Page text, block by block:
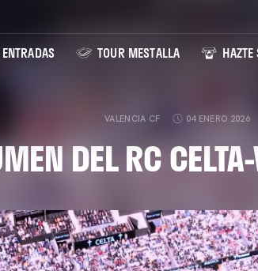
ENTRADAS TOUR MESTALLA
VALENCIA CF 04 ENERO 2026
DEL RC